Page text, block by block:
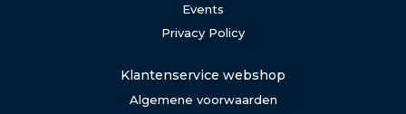
Events
Privacy Policy
Klantenservice webshop
Algemene voorwaarden